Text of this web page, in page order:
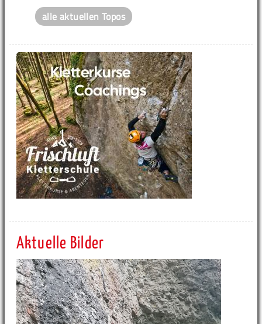
alle aktuellen Topos
Aktuelle Bilder